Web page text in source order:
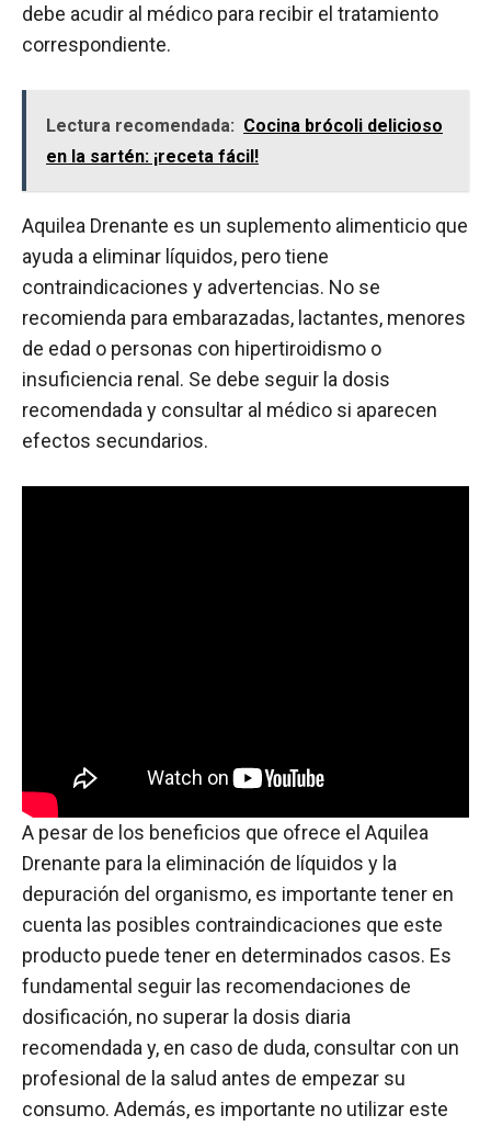
debe acudir al médico para recibir el tratamiento
correspondiente.
Lectura recomendada: Cocina brócoli delicioso
en la sartén: ¡receta fácil!
Aquilea Drenante es un suplemento alimenticio que
ayuda a eliminar líquidos, pero tiene
contraindicaciones y advertencias. No se
recomienda para embarazadas, lactantes, menores
de edad o personas con hipertiroidismo o
insuficiencia renal. Se debe seguir la dosis
recomendada y consultar al médico si aparecen
efectos secundarios.
A pesar de los beneficios que ofrece el Aquilea
Drenante para la eliminación de líquidos y la
depuración del organismo, es importante tener en
cuenta las posibles contraindicaciones que este
producto puede tener en determinados casos. Es
fundamental seguir las recomendaciones de
dosificación, no superar la dosis diaria
recomendada y, en caso de duda, consultar con un
profesional de la salud antes de empezar su
consumo. Además, es importante no utilizar este